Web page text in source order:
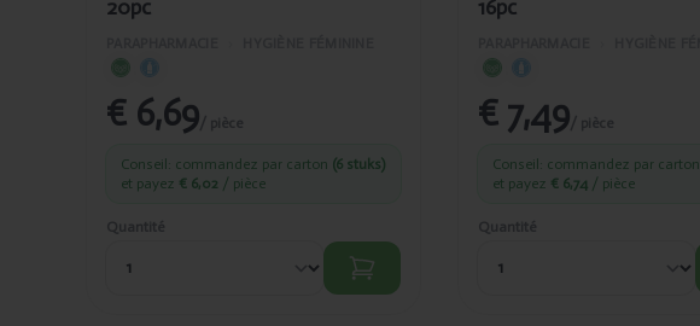
20pc
€ 6,69/ pièce
Conseil: commandez par carton (6 stuks)
et payez € 6,02 / pièce
Quantité
16pc
€ 7,49/ pièce
Conseil: commandez par carton
et payez € 6,74 / pièce
Quantité